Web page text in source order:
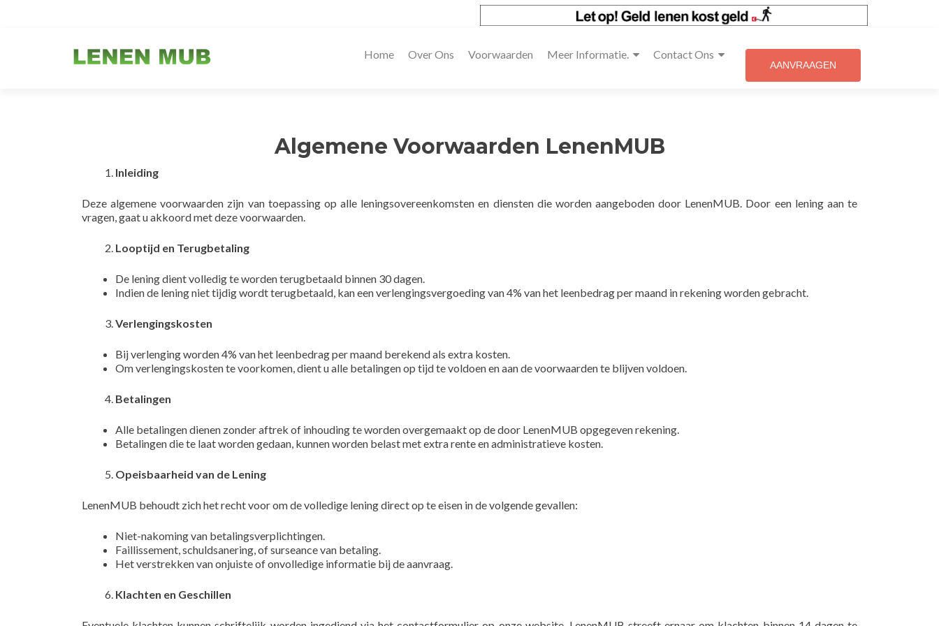
Home Over Ons Voorwaarden Meer Informatie. Contact Ons
AANVRAAGEN
Algemene Voorwaarden LenenMUB
Inleiding
Deze algemene voorwaarden zijn van toepassing op alle leningsovereenkomsten en diensten die worden aangeboden door LenenMUB. Door een lening aan te
vragen, gaat u akkoord met deze voorwaarden.
Looptijd en Terugbetaling
De lening dient volledig te worden terugbetaald binnen 30 dagen.
Indien de lening niet tijdig wordt terugbetaald, kan een verlengingsvergoeding van 4% van het leenbedrag per maand in rekening worden gebracht.
Verlengingskosten
Bij verlenging worden 4% van het leenbedrag per maand berekend als extra kosten.
Om verlengingskosten te voorkomen, dient u alle betalingen op tijd te voldoen en aan de voorwaarden te blijven voldoen.
Betalingen
Alle betalingen dienen zonder aftrek of inhouding te worden overgemaakt op de door LenenMUB opgegeven rekening.
Betalingen die te laat worden gedaan, kunnen worden belast met extra rente en administratieve kosten.
Opeisbaarheid van de Lening
LenenMUB behoudt zich het recht voor om de volledige lening direct op te eisen in de volgende gevallen:
Niet-nakoming van betalingsverplichtingen.
Faillissement, schuldsanering, of surseance van betaling.
Het verstrekken van onjuiste of onvolledige informatie bij de aanvraag.
Klachten en Geschillen